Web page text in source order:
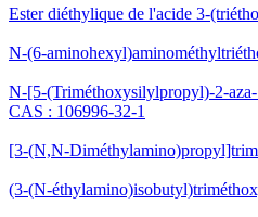
Ester diéthylique de l'acide 3-
N-(6-
N-[5-(Triméthoxysilylpropyl)-2-
CAS : 106996-32-1
[3-(N,N-
(3-(N-